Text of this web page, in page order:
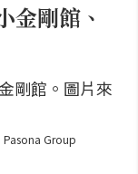
金剛館、
Pasona Group